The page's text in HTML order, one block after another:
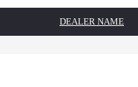
DEALER NAME